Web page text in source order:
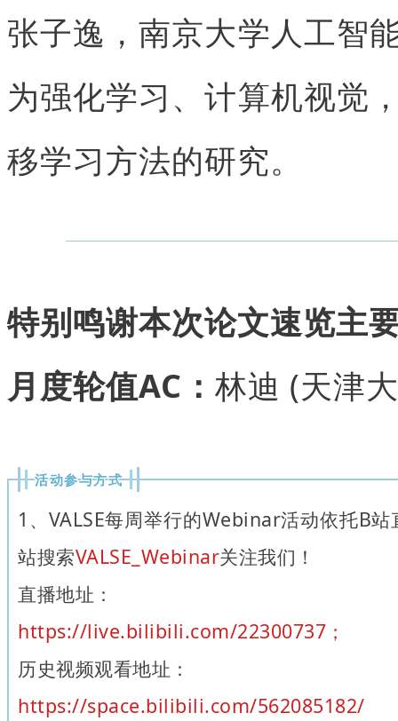
张子逸，南京大学人工智
为强化学习、计算机视觉
移学习方法的研究。
特别鸣谢本次论文速览主
月度轮值AC： 林迪 (天津
活动参与方式
1、VALSE每周举行的Webinar活动依托B
站搜索VALSE_Webinar关注我们！
直播地址：
https://live.bilibili.com/22300737；
历史视频观看地址：
https://space.bilibili.com/562085182/